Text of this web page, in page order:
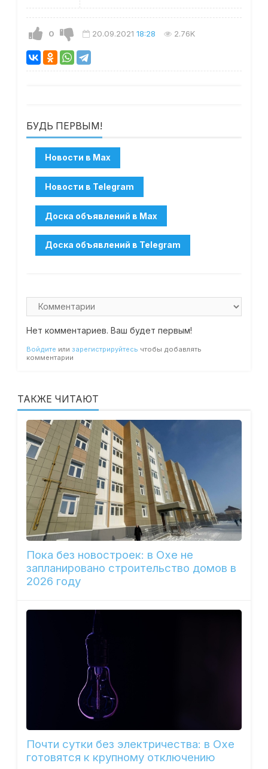
0 20.09.2021 18:28 2.76K
БУДЬ ПЕРВЫМ!
Нет комментариев. Ваш будет первым!
Войдите или зарегистрируйтесь чтобы добавлять
комментарии
ТАКЖЕ ЧИТАЮТ
Пока без новостроек: в Охе не
запланировано строительство домов в
2026 году
Почти сутки без электричества: в Охе
готовятся к крупному отключению